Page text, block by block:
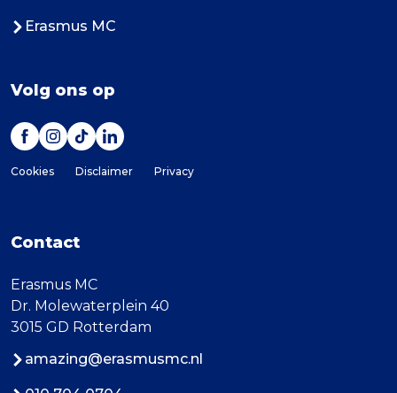
Erasmus MC
Volg ons op
Cookies Disclaimer Privacy
Contact
Erasmus MC
Dr. Molewaterplein 40
3015 GD Rotterdam
amazing@erasmusmc.nl